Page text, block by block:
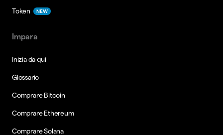
Token NEW
Impara
Inizia da qui
Glossario
Comprare Bitcoin
Comprare Ethereum
Comprare Solana